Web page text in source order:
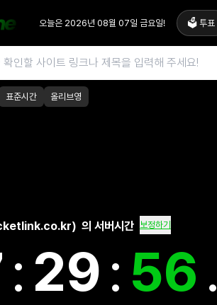
오늘은 2026년 08월 07일 금요일! 🗳️ 투표
표준시간 올리브영
의 서버시간 보정하기
: 29: 56 .